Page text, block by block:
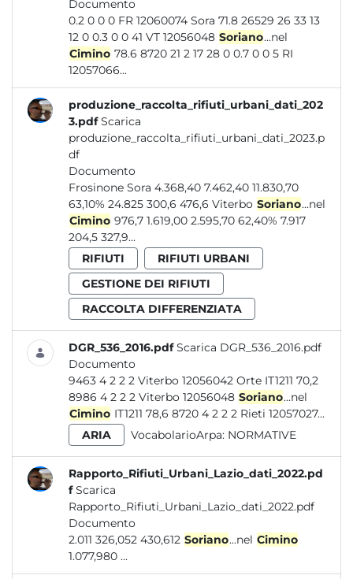
Documento
0.2 0 0 0 FR 12060074 Sora 71.8 26529 26 33 13
12 0 0.3 0 0 41 VT 12056048 Soriano...nel
Cimino 78.6 8720 21 2 17 28 0 0.7 0 0 5 RI
12057066...
produzione_raccolta_rifiuti_urbani_dati_202
3.pdf Scarica
produzione_raccolta_rifiuti_urbani_dati_2023.p
df
Documento
Frosinone Sora 4.368,40 7.462,40 11.830,70
63,10% 24.825 300,6 476,6 Viterbo Soriano...nel
Cimino 976,7 1.619,00 2.595,70 62,40% 7.917
204,5 327,9...
RIFIUTI
RIFIUTI URBANI
GESTIONE DEI RIFIUTI
RACCOLTA DIFFERENZIATA
DGR_536_2016.pdf Scarica DGR_536_2016.pdf
Documento
9463 4 2 2 2 Viterbo 12056042 Orte IT1211 70,2
8986 4 2 2 2 Viterbo 12056048 Soriano...nel
Cimino
IT1211 78,6 8720 4 2 2 2 Rieti 12057027...
ARIA
VocabolarioArpa: NORMATIVE
Rapporto_Rifiuti_Urbani_Lazio_dati_2022.pd
f Scarica
Rapporto_Rifiuti_Urbani_Lazio_dati_2022.pdf
Documento
2.011 326,052 430,612 Soriano...nel Cimino
1.077,980 ...